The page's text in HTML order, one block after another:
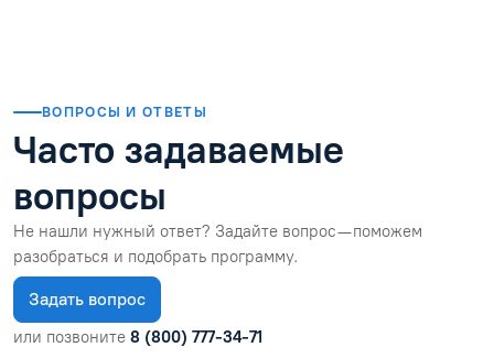
ВОПРОСЫ И ОТВЕТЫ
Часто задаваемые
вопросы
Не нашли нужный ответ? Задайте вопрос — поможем
разобраться и подобрать программу.
Задать вопрос
или позвоните 8 (800) 777-34-71